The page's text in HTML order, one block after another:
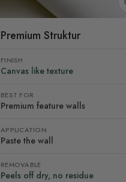
Premium Struktur
FINISH
Canvas like texture
BEST FOR
Premium feature walls
APPLICATION
Paste the wall
REMOVABLE
Peels off dry, no residue